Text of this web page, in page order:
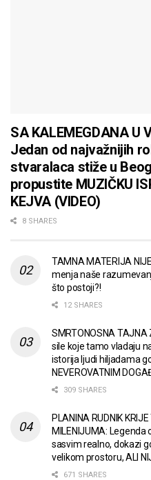
SA KALEMEGDANA U
Jedan od najvažnijih
stvaralaca stiže u
propustite MUZIČKU
KEJVA (VIDEO)
8 SHARES
TAMNA MATERIJA
menja naše
što postoji?!
12 SHARES
SMRTONOSNA TAJNA
sile koje tamo vladaju
istorija ljudi hiljadama
NEVEROVATNIM
309 SHARES
PLANINA RUDNIK
MILENIJUMA:
sasvim realno, dokazi
velikom prostoru, ALI
671 SHARES